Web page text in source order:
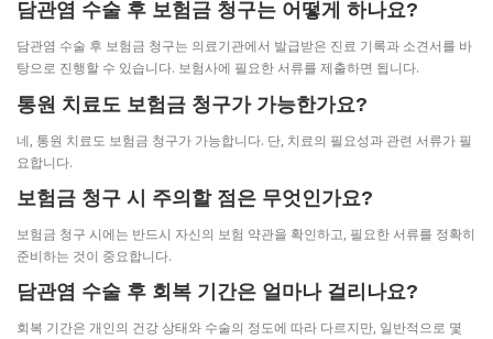
담관염 수술 후 보험금 청구는 어떻게 하나요?
담관염 수술 후 보험금 청구는 의료기관에서 발급받은 진료 기록과 소견서를 바
탕으로 진행할 수 있습니다. 보험사에 필요한 서류를 제출하면 됩니다.
통원 치료도 보험금 청구가 가능한가요?
네, 통원 치료도 보험금 청구가 가능합니다. 단, 치료의 필요성과 관련 서류가 필
요합니다.
보험금 청구 시 주의할 점은 무엇인가요?
보험금 청구 시에는 반드시 자신의 보험 약관을 확인하고, 필요한 서류를 정확히
준비하는 것이 중요합니다.
담관염 수술 후 회복 기간은 얼마나 걸리나요?
회복 기간은 개인의 건강 상태와 수술의 정도에 따라 다르지만, 일반적으로 몇